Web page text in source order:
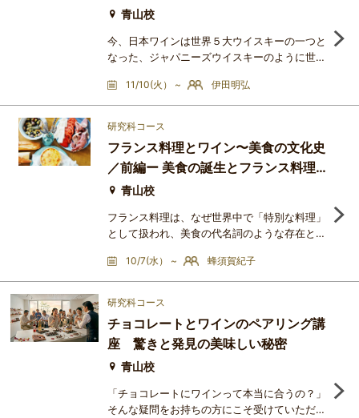
フランス冷涼地区のワインに興味
証する
青山校
今、日本ワインは世界５大ウイスキーの一つと
なった、ジャパニーズウイスキーのように世界
ます。しかし国内市場では未だに「生産量の少
なさゆえの希少価値」が品質より強調されてい
るワインが少なくありません。本講座は、その
で戦える品質」と「安定した供給力」を持つ日
本ワインを厳選。ワイン翻訳家・伊田明弘が、
国際市場の視点からその
11/10(火） ~ 伊田明弘
研究科コース
フランス料理とワイン〜美食の文化史
／前編ー 美食の誕生とフランス料理
の確立 ー
青山校
フランス料理は、なぜ世界中で「特別な料理」
として扱われ、美食の代名詞のような存在とな
期のヴェルサイユ、革命後に花開いたレストラ
ン文化、料理人による技術と体系の継承、そし
て食を語り、評価し、楽しむ文化。政治、社
ランス料理は「料理」を超えた独自の美食文化
を築いてきました。本講座では、古代から現代
までの食文化の流れをたど
10/7(水） ~ 蜂須賀紀子
研究科コース
チョコレートとワインのペアリング講
座 驚きと発見の美味しい秘密
青山校
「チョコレートにワインって本当に合うの？」
そんな疑問をお持ちの方にこそ受けていただき